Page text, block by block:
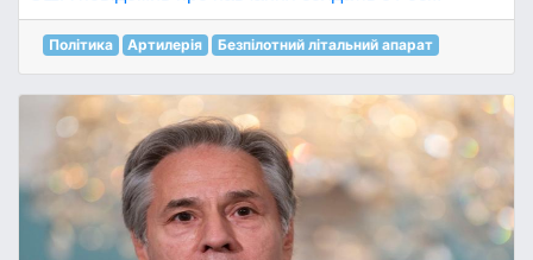
Політика Артилерія Безпілотний літальний апарат